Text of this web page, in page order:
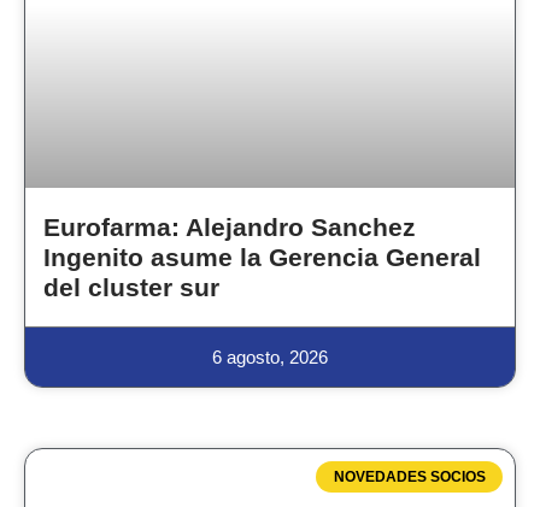
Eurofarma: Alejandro Sanchez
Ingenito asume la Gerencia General
del cluster sur
6 agosto, 2026
NOVEDADES SOCIOS